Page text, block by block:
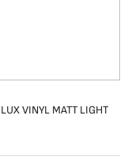
VINYL MATT LIGHT